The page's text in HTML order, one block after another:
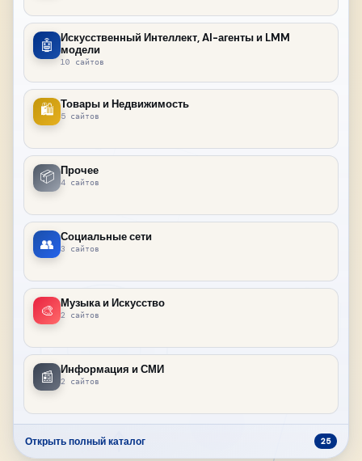
🤖
Искусственный Интеллект, AI-агенты и LMM
модели
10 сайтов
🛍 Товары и Недвижимость
5 сайтов
📦 Прочее
4 сайтов
👥 Социальные сети
3 сайтов
🎨 Музыка и Искусство
2 сайтов
📰 Информация и СМИ
2 сайтов
Открыть полный каталог 25